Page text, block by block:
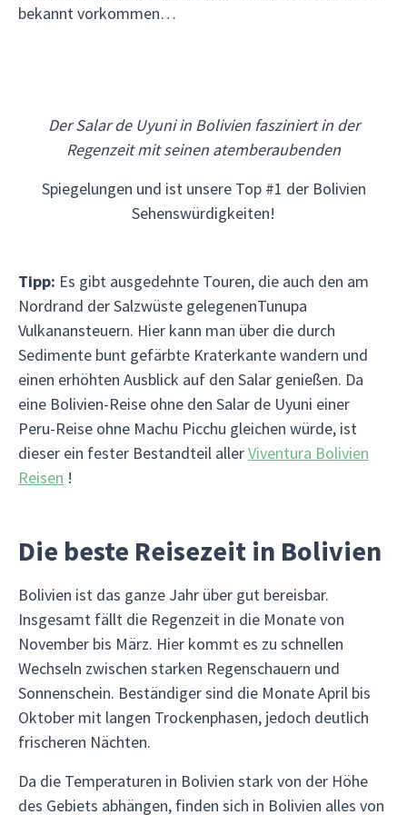
bekannt vorkommen…
Der Salar de Uyuni in Bolivien fasziniert in der
Regenzeit mit seinen atemberaubenden
Spiegelungen und ist unsere Top #1 der Bolivien
Sehenswürdigkeiten!
Tipp: Es gibt ausgedehnte Touren, die auch den am
Nordrand der Salzwüste gelegenenTunupa
Vulkanansteuern. Hier kann man über die durch
Sedimente bunt gefärbte Kraterkante wandern und
einen erhöhten Ausblick auf den Salar genießen. Da
eine Bolivien-Reise ohne den Salar de Uyuni einer
Peru-Reise ohne Machu Picchu gleichen würde, ist
dieser ein fester Bestandteil allerViventura Bolivien
Reisen !
Die beste Reisezeit in Bolivien
Bolivien ist das ganze Jahr über gut bereisbar.
Insgesamt fällt die Regenzeit in die Monate von
November bis März. Hier kommt es zu schnellen
Wechseln zwischen starken Regenschauern und
Sonnenschein. Beständiger sind die Monate April bis
Oktober mit langen Trockenphasen, jedoch deutlich
frischeren Nächten.
Da die Temperaturen in Bolivien stark von der Höhe
des Gebiets abhängen, finden sich in Bolivien alles von